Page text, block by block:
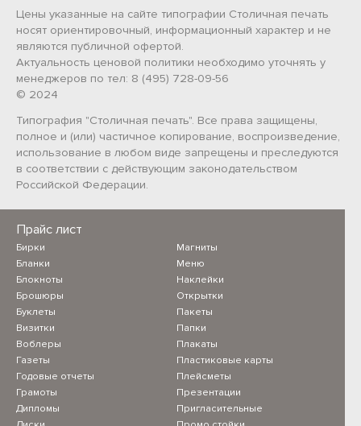
Прайс лист
Бирки
Бланки
Блокноты
Брошюры
Буклеты
Визитки
Воблеры
Газеты
Годовые отчеты
Грамоты
Дипломы
Магниты
Меню
Наклейки
Открытки
Пакеты
Папки
Плакаты
Пластиковые карты
Плейсметы
Презентации
Пригласительные
Цены указанные на сайте типографии Столичная печать
носят ориентировочный, информационный характер и не
являются публичной офертой.
Актуальность ценовой политики необходимо уточнять у
менеджеров по тел: 8 (495) 728-09-56
© 2024
Типография "Столичная печать". Все права защищены,
полное и (или) частичное копирование, воспроизведение,
использование в любом виде запрещены и преследуются
в соответствии с действующим законодательством
Российской Федерации.